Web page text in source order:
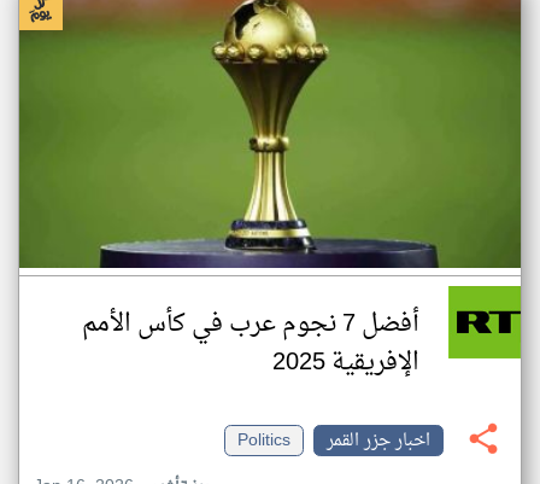
أفضل 7 نجوم عرب في كأس الأمم
الإفريقية 2025
اخبار جزر القمر
Politics